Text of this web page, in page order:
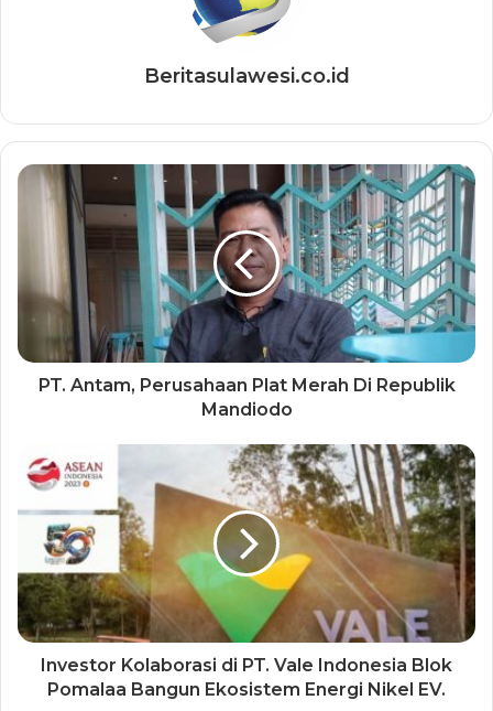
Beritasulawesi.co.id
PT. Antam, Perusahaan Plat Merah Di Republik
Mandiodo
Investor Kolaborasi di PT. Vale Indonesia Blok
Pomalaa Bangun Ekosistem Energi Nikel EV.